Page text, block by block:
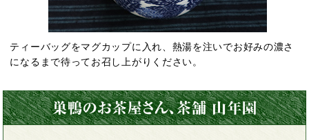
ティーバッグをマグカップに入れ、熱湯を注いでお好みの濃さ
になるまで待ってお召し上がりください。